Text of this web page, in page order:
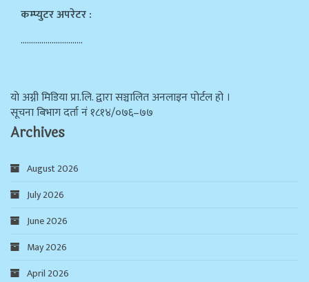
कम्प्युटर अपरेटर :
…………………………
याे अग्नी मिडिया प्रा.लि. द्वारा सञ्चालित अनलाइन पोर्टल हो ।
सूचना बिभाग दर्ता न‌ं १८१४/०७६–७७
Archives
August 2026
July 2026
June 2026
May 2026
April 2026